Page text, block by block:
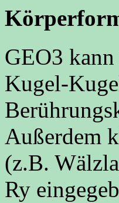
GEO3
Kugel-
Außerdem
(z.B.
Ry